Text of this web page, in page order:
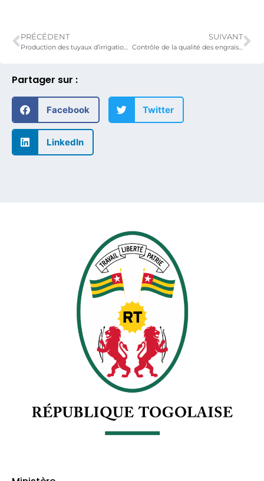
Partager sur :
Facebook Twitter
LinkedIn
PRÉCÉDENT
Production des tuyaux d’irrigation à grande échelle pour le développement d’une agriculture irriguée à la fois productive et durable au Togo
SUIVANT
Contrôle de la qualité des engrais à travers l’inspection et le prélèvement des échantillons au niveau des points de distribution d’engrais.